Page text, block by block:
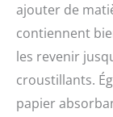
ajouter de
contiennent
les revenir
croustillants.
papier